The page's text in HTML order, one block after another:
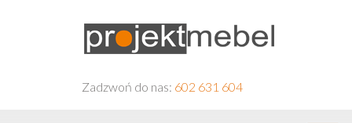
Zadzwoń do nas: 602 631 604